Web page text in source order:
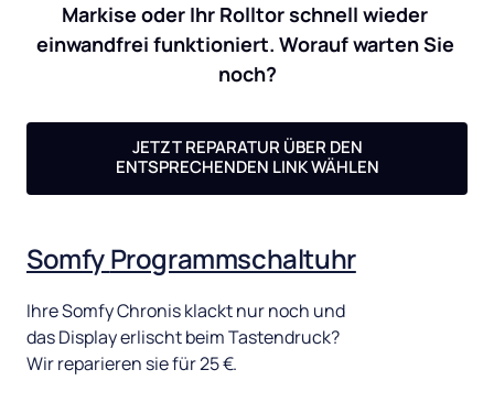
Markise oder Ihr Rolltor schnell wieder
einwandfrei funktioniert. Worauf warten Sie
noch?
JETZT REPARATUR ÜBER DEN
ENTSPRECHENDEN LINK WÄHLEN
Somfy Programmschaltuhr
Ihre Somfy Chronis klackt nur noch und
das Display erlischt beim Tastendruck?
Wir reparieren sie für 25 €.